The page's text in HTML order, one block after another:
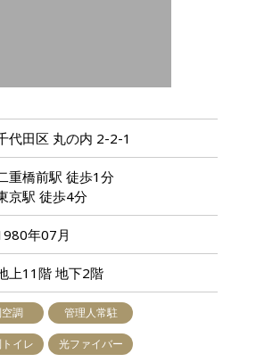
代田区 丸の内 2-2-1
重橋前駅 徒歩1分
京駅 徒歩4分
年07月
上11階 地下2階
調 管理人常駐
イレ 光ファイバー